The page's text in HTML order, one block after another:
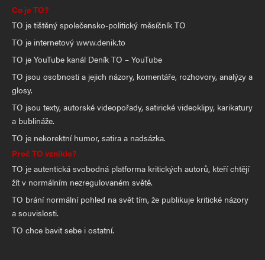
Co je TO?
TO je tištěný společensko-politický měsíčník TO
TO je internetový www.denik.to
TO je YouTube kanál Deník TO – YouTube
TO jsou osobnosti a jejich názory, komentáře, rozhovory, analýzy a
glosy.
TO jsou texty, autorské videopořady, satirické videoklipy, karikatury
a bublináže.
TO je nekorektní humor, satira a nadsázka.
Proč TO vzniklo?
TO je autentická svobodná platforma kritických autorů, kteří chtějí
žít v normálním nezregulovaném světě.
TO brání normální pohled na svět tím, že publikuje kritické názory
a souvislosti.
TO chce bavit sebe i ostatní.